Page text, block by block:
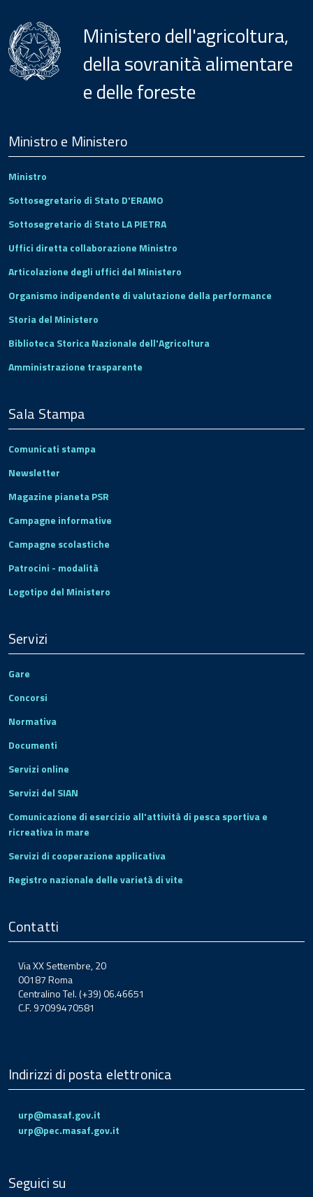
Ministero dell'agricoltura,
della sovranità alimentare
e delle foreste
Footer
Ministro e Ministero
Ministro
Sottosegretario di Stato D'ERAMO
Sottosegretario di Stato LA PIETRA
Uffici diretta collaborazione Ministro
Articolazione degli uffici del Ministero
Organismo indipendente di valutazione della performance
Storia del Ministero
Biblioteca Storica Nazionale dell'Agricoltura
Amministrazione trasparente
Sala Stampa
Comunicati stampa
Newsletter
Magazine pianeta PSR
Campagne informative
Campagne scolastiche
Patrocini - modalità
Logotipo del Ministero
Servizi
Gare
Concorsi
Normativa
Documenti
Servizi online
Servizi del SIAN
Comunicazione di esercizio all'attività di pesca sportiva e
ricreativa in mare
Servizi di cooperazione applicativa
Registro nazionale delle varietà di vite
Contatti
Via XX Settembre, 20
00187 Roma
Centralino Tel. (+39) 06.46651
C.F. 97099470581
Indirizzi di posta elettronica
urp@masaf.gov.it
urp@pec.masaf.gov.it
Seguici su